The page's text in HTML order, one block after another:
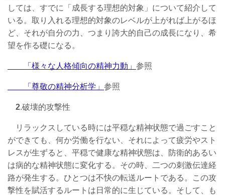
しては、すでに「成長する理想的対象」について紹介して
いる。取り入れる理想的対象のレベルが上がれば上がるほ
ど、それが自分の力、つまり誇大的自己の成長になり、希
望を作る礎になる。
「様々な人格傾向の精神力動」 参照
「尊敬の精神分析学」 参照
2.破壊的攻撃性
リラックスしている時には平穏な精神状態で過ごすこと
ができても、何か労働を行ない、それによって疲労やスト
レスが生ずると、平穏で健康な精神状態は、防衛的あるい
は病的な精神状態に変化する。その時、二つの刺激伝達経
路が発生する。ひとつは不快の転送ルートである。この攻
撃性を賦活するルートは日常的に生じている。そして、も